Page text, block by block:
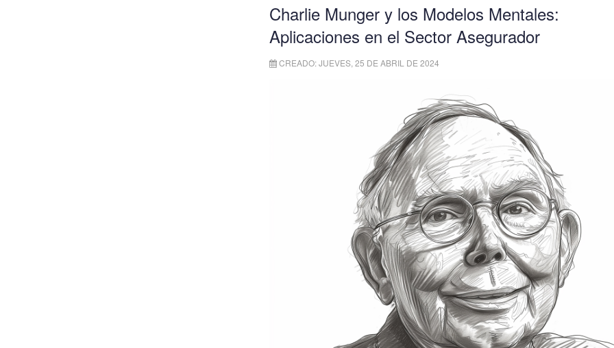
Charlie Munger y los Modelos Mentales:
Aplicaciones en el Sector Asegurador
CREADO: JUEVES, 25 DE ABRIL DE 2024